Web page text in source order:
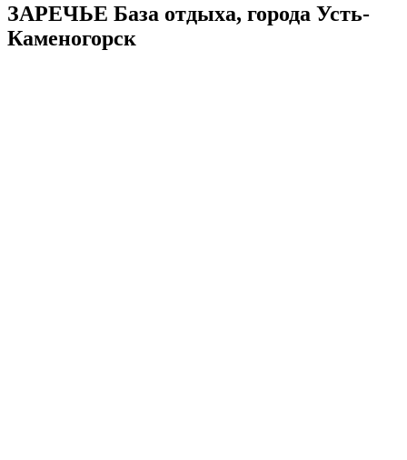
ЗАРЕЧЬЕ База отдыха, города Усть-
Каменогорск